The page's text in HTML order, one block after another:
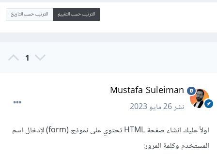
الترتيب حسب التقييم الترتيب حسب التاريخ
1
Mustafa Suleiman
نشر26 مايو 2023
اولاً عليك إنشاء صفحة HTML تحتوي على نموذج (form) لإدخال اسم
المستخدم وكلمة المرور: